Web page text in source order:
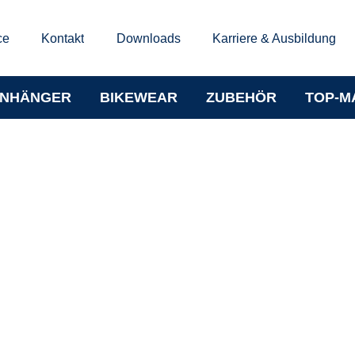
Kontakt Downloads Karriere & Ausbildung
BIKEWEAR ZUBEHÖR TOP-